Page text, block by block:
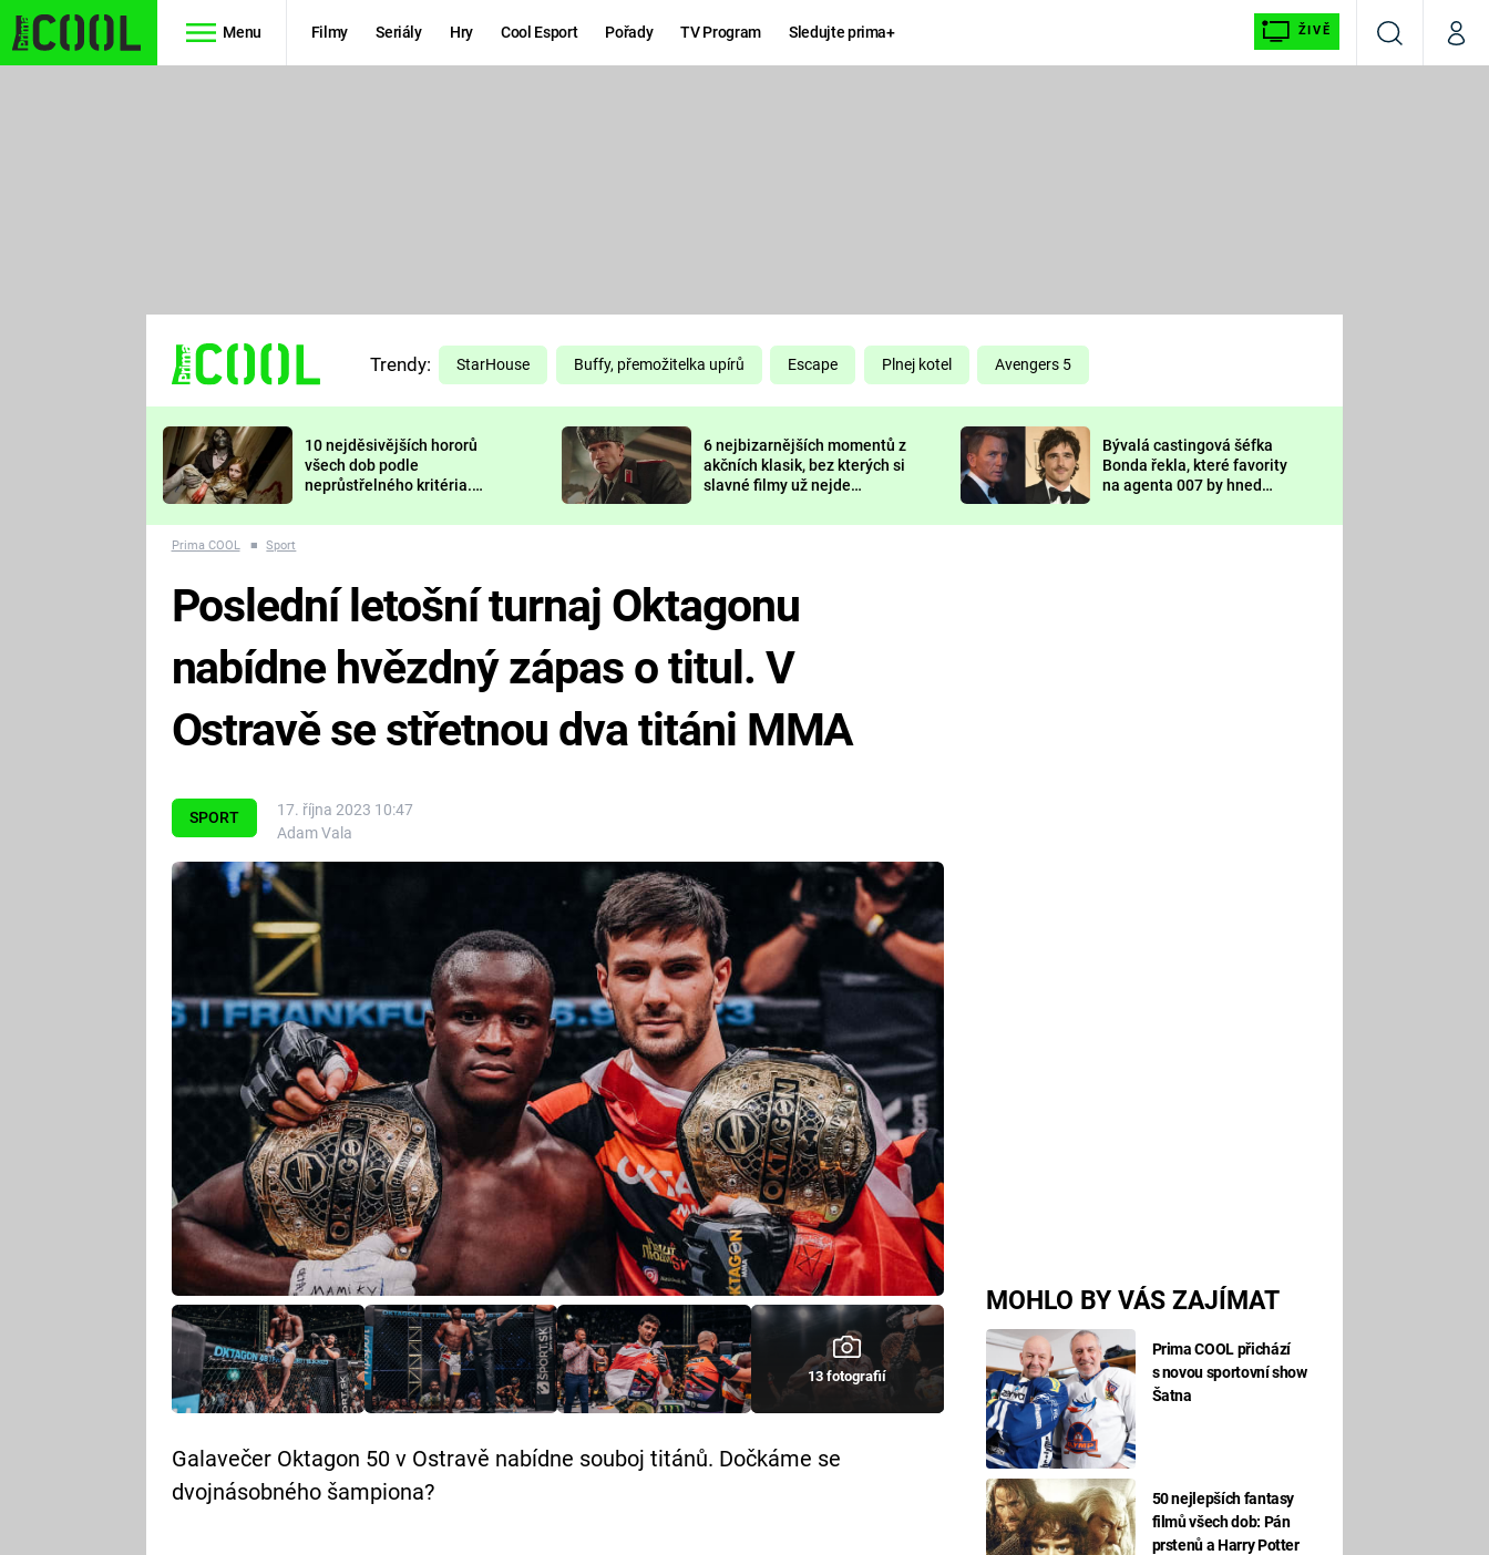
Menu Filmy Seriály Hry Cool Esport Pořady TV Program Sledujte prima+ ŽIVĚ
VyhledáváníMůj
TŘESKU
FUTURAMA
PREDÁTOR
DELIVERANCE
KOMEDIE
CHUCK
NORRIS
DEADPOOL
Prima LAJK
Sledujte nás
Trendy: StarHouse Buffy, přemožitelka upírů Escape Plnej kotel Avengers 5
10 nejděsivějších hororů
všech dob podle
neprůstřelného kritéria.
nejvíc zvednou tep?
6 nejbizarnějších momentů z
akčních klasik, bez kterých si
slavné filmy už nejde
Bývalá castingová šéfka
Bonda řekla, které favority
na agenta 007 by hned
Prima COOL ■ Sport
SPORT
17. října 2023 10:47
Adam Vala
MOHLO BY VÁS ZAJÍMAT
Prima COOL přichází
s novou sportovní show
Šatna
50 nejlepších fantasy
filmů všech dob: Pán
prstenů a Harry Potter
Poslední letošní turnaj Oktagonu
nabídne hvězdný zápas o titul. V
Ostravě se střetnou dva titáni MMA
13 fotografií
Galavečer Oktagon 50 v Ostravě nabídne souboj titánů. Dočkáme se
dvojnásobného šampiona?